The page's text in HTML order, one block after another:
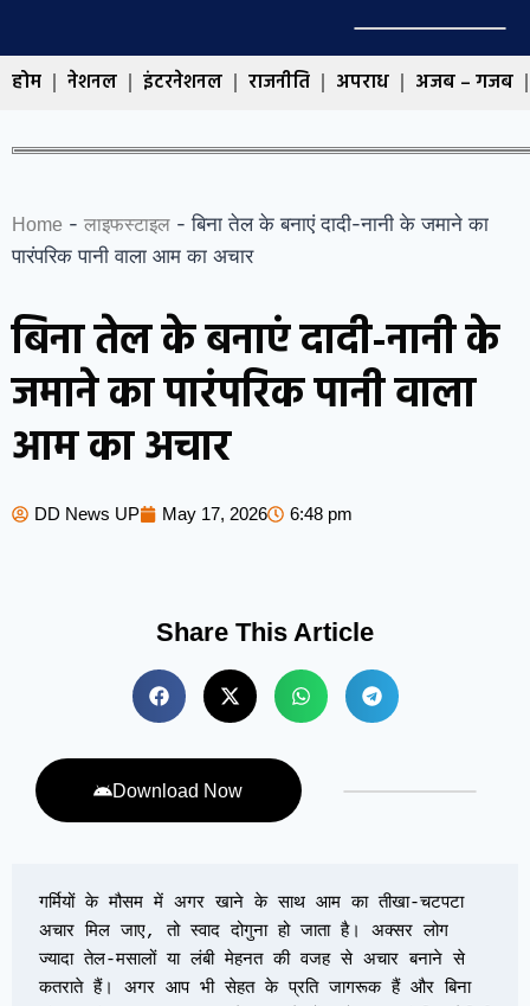
होम नेशनल इंटरनेशनल राजनीति अपराध अजब – गजब
Home - लाइफस्टाइल -बिना तेल के बनाएं दादी-नानी के जमाने का
पारंपरिक पानी वाला आम का अचार
बिना तेल के बनाएं दादी-नानी के
जमाने का पारंपरिक पानी वाला
आम का अचार
DD News UP May 17, 2026 6:48 pm
Share This Article
Download Now
गर्मियों के मौसम में अगर खाने के साथ आम का तीखा-चटपटा
अचार मिल जाए, तो स्वाद दोगुना हो जाता है। अक्सर लोग
ज्यादा तेल-मसालों या लंबी मेहनत की वजह से अचार बनाने से
कतराते हैं। अगर आप भी सेहत के प्रति जागरूक हैं और बिना